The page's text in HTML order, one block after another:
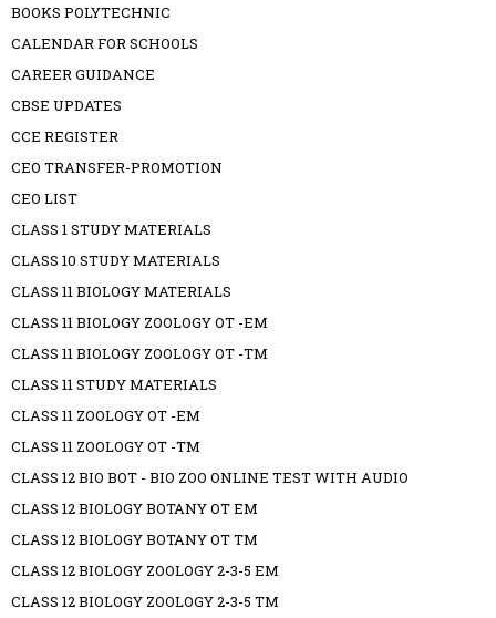
BOOKS POLYTECHNIC
CALENDAR FOR SCHOOLS
CAREER GUIDANCE
CBSE UPDATES
CCE REGISTER
CEO TRANSFER-PROMOTION
CEO LIST
CLASS 1 STUDY MATERIALS
CLASS 10 STUDY MATERIALS
CLASS 11 BIOLOGY MATERIALS
CLASS 11 BIOLOGY ZOOLOGY OT -EM
CLASS 11 BIOLOGY ZOOLOGY OT -TM
CLASS 11 STUDY MATERIALS
CLASS 11 ZOOLOGY OT -EM
CLASS 11 ZOOLOGY OT -TM
CLASS 12 BIO BOT - BIO ZOO ONLINE TEST WITH AUDIO
CLASS 12 BIOLOGY BOTANY OT EM
CLASS 12 BIOLOGY BOTANY OT TM
CLASS 12 BIOLOGY ZOOLOGY 2-3-5 EM
CLASS 12 BIOLOGY ZOOLOGY 2-3-5 TM